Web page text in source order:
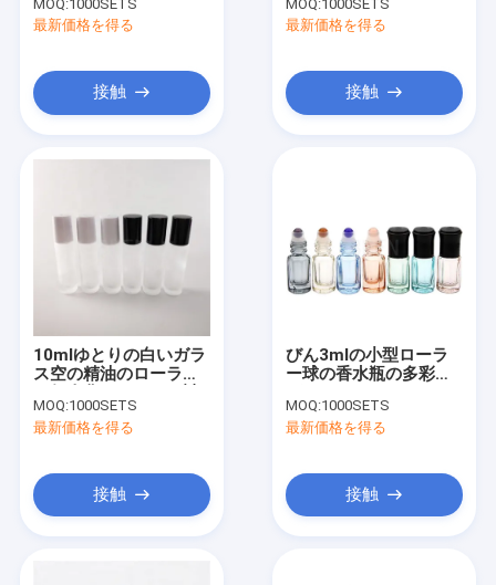
た
MOQ:1000SETS
最新価格を得る
接触
MOQ:1000SETS
最新価格を得る
接触
10mlゆとりの白いガラ
ス空の精油のローラー
めにする
MOQ:1000SETS
最新価格を得る
接触
びん3mlの小型ローラ
ー球の香水瓶の多彩な
MOQ:1000SETS
最新価格を得る
接触